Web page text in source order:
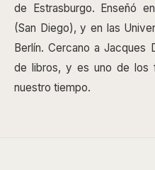
de Estrasburgo. Enseñó
(San Diego), y en las
Berlín. Cercano a Jacques
de libros, y es uno de los
nuestro tiempo.